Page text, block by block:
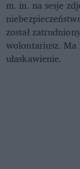
m. in. na sesje
został
wolontariusz. Ma
ułaskawienie.